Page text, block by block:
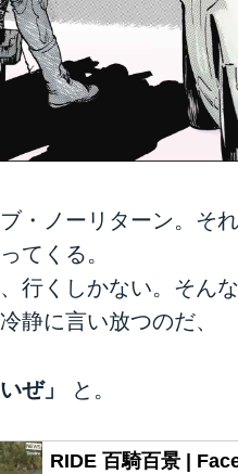
・ノーリターン。そ
てくる。
行くしかない。そん
静に言い放つのだ、
ぜ」 と。
RIDE 百騎百景 |